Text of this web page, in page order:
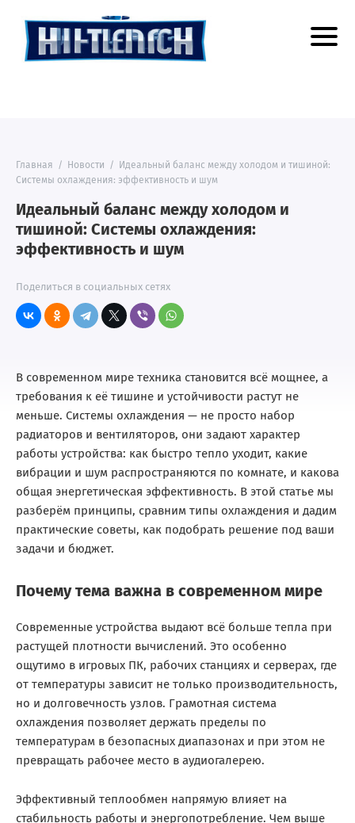
Главная / Новости /
Идеальный баланс между холодом и тишиной:
Системы охлаждения: эффективность и шум
Идеальный баланс между холодом и
тишиной: Системы охлаждения:
эффективность и шум
Поделиться в социальных сетях
В современном мире техника становится всё мощнее, а
требования к её тишине и устойчивости растут не
меньше. Системы охлаждения — не просто набор
радиаторов и вентиляторов, они задают характер
работы устройства: как быстро тепло уходит, какие
вибрации и шум распространяются по комнате, и какова
общая энергетическая эффективность. В этой статье мы
разберём принципы, сравним типы охлаждения и дадим
практические советы, как подобрать решение под ваши
задачи и бюджет.
Почему тема важна в современном мире
Современные устройства выдают всё больше тепла при
растущей плотности вычислений. Это особенно
ощутимо в игровых ПК, рабочих станциях и серверах, где
от температуры зависит не только производительность,
но и долговечность узлов. Грамотная система
охлаждения позволяет держать пределы по
температурам в безопасных диапазонах и при этом не
превращать рабочее место в аудиогалерею.
Эффективный теплообмен напрямую влияет на
стабильность работы и энергопотребление. Чем выше